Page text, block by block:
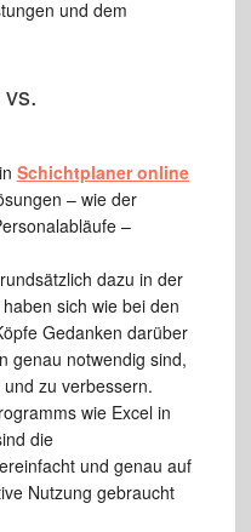
und dem
Schichtplaner online
– wie der
–
dazu in der
sich wie bei den
Gedanken darüber
genau notwendig sind,
zu verbessern.
wie Excel in
die
und genau auf
Nutzung gebraucht